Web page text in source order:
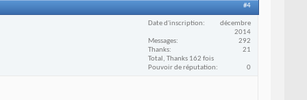
#4
Date d'inscription
décembre
2014
Messages
292
Thanks
21
Total, Thanks 162 fois
Pouvoir de réputation
0